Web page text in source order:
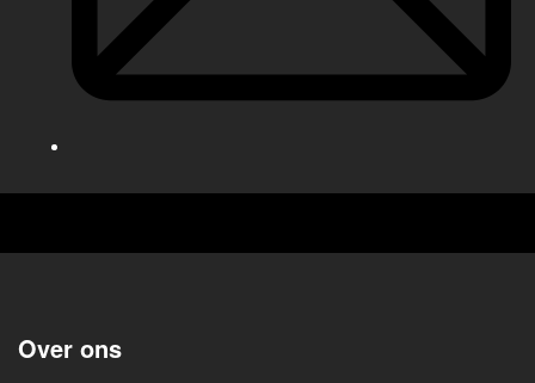
Over ons